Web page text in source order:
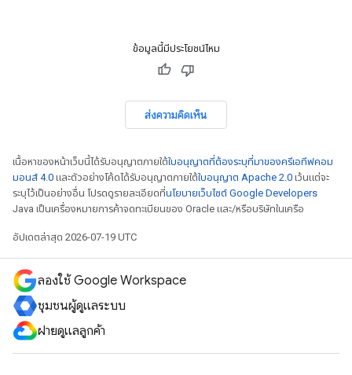
ข้อมูลนี้มีประโยชน์ไหม
ส่งความคิดเห็น
เนื้อหาของหน้าเว็บนี้ได้รับอนุญาตภายใต้ใบอนุญาตที่ต้องระบุที่มาของครีเอทีฟคอม
มอนส์ 4.0 และตัวอย่างโค้ดได้รับอนุญาตภายใต้ใบอนุญาต Apache 2.0 เว้นแต่จะ
ระบุไว้เป็นอย่างอื่น โปรดดูรายละเอียดที่นโยบายเว็บไซต์ Google Developers
Java เป็นเครื่องหมายการค้าจดทะเบียนของ Oracle และ/หรือบริษัทในเครือ
อัปเดตล่าสุด 2026-07-19 UTC
ลองใช้ Google Workspace
ชุมชนผู้ดูแลระบบ
ฝ่ายดูแลลูกค้า